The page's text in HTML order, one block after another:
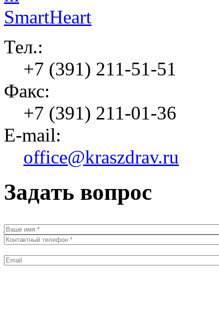
Тел.:
+7 (391) 211-51-51
Факс:
+7 (391) 211-01-36
E-mail:
office@kraszdrav.ru
Задать вопрос